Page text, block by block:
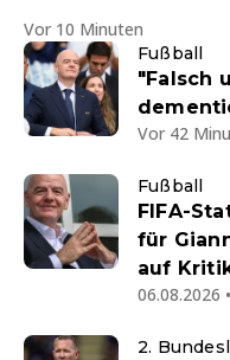
Vor 10 Minuten
Fußball
"Falsch
Vor 42
Fußball
FIFA-
für
auf
06.08.2026
2.